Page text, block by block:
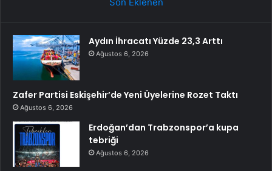
Aydın İhracatı Yüzde 23,3 Arttı
Ağustos 6, 2026
Zafer Partisi Eskişehir’de Yeni Üyelerine Rozet Taktı
Ağustos 6, 2026
Erdoğan’dan Trabzonspor’a kupa
tebriği
Ağustos 6, 2026